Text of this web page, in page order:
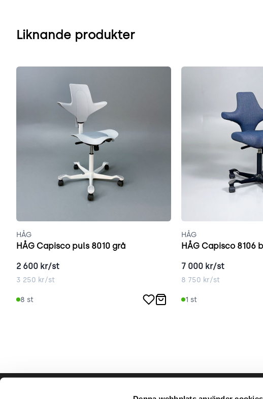
Liknande produkter
HÅG
HÅG Capisco puls 8010 grå
2 600 kr/st
3 250 kr/st
8 st
HÅG
HÅG Capisco 8106
7 000 kr/st
8 750 kr/st
1 st
Hjälp & support Vårt hållbara